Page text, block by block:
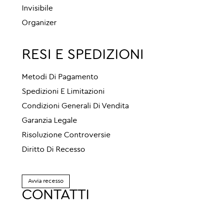
Invisibile
Organizer
RESI E SPEDIZIONI
Metodi Di Pagamento
Spedizioni E Limitazioni
Condizioni Generali Di Vendita
Garanzia Legale
Risoluzione Controversie
Diritto Di Recesso
Avvia recesso
CONTATTI